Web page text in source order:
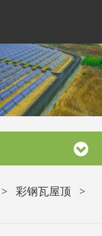
> 彩钢瓦屋顶 >